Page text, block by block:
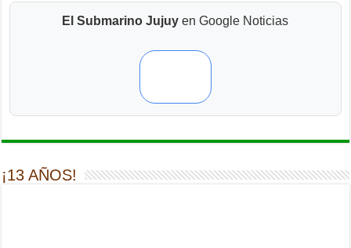
El Submarino Jujuy en Google Noticias
¡13 AÑOS!